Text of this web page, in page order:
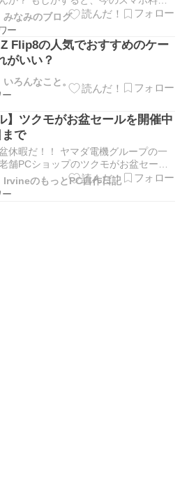
とで月5,000円以上安くなるかもしれ
に大手キャリアをそのまま使っている
SIMなどに変えるとかなり安く […]
マホ代を安くしたい人必見！おす…
みなみのブログ
Flip8の人気でおすすめのケー
がいい？
いろんなこと。
】ツクモがお盆セールを開催中
で
休暇だ！！ ヤマダ電機グループの一
舗PCショップのツクモがお盆セール
PC、ゲーミンググッズ、マザボ、
機器などがお得に買える。8月17日ま
ーツがそろい毎週末セールを開 […]
IrvineのもっとPC自作日記